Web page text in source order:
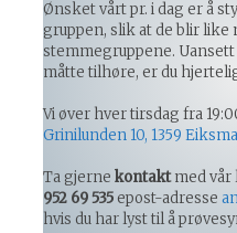
Ønsket vårt pr. i dag er å
gruppen, slik at de blir like
stemmegruppene.
måtte tilhøre, er du
Vi øver hver tirsdag fra
Grinilunden 10, 1359
Ta gjerne kontaktmed vår
952 69 535epost-adresse
hvis du har lyst til å